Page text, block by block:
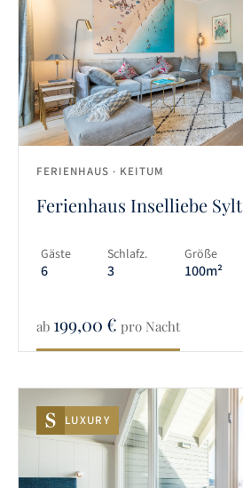
FERIENHAUS · KEITUM
Ferienhaus Inselliebe Sylt
Gäste
6
Schlafz.
3
Größe
100m²
ab 199,00€ pro Nacht
LUXURY